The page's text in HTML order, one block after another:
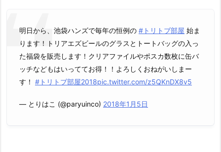
明日から、池袋ハンズで毎年の恒例の #トリトブ部屋 始ま
ります！トリアエズビールのグラスとトートバッグの入っ
た福袋を販売します！クリアファイルやポスカ数枚に缶バ
ッチなどもはいっててお得！！よろしくおねがいしまー
す！ #トリトブ部屋2018pic.twitter.com/z5QKnDX8v5
— とりはこ (@paryuinco) 2018年1月5日